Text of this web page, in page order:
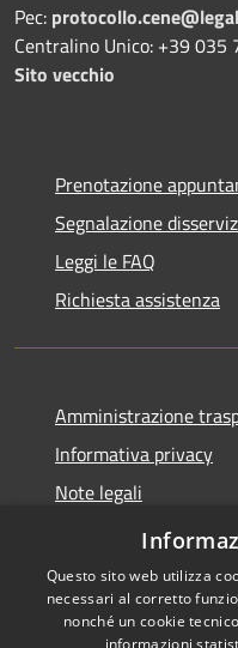
Pec:
Centralino Unico: +39 035
Sito vecchio
Prenotazione
Segnalazione
Leggi le FAQ
Richiesta assistenza
Amministrazione
Informativa privacy
Note legali
Dichiarazione di
Questo sito web utilizza
necessari al corretto
nonché un cookie
informazioni